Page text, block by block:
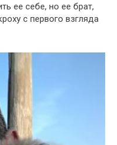
ее себе, но ее брат,
с первого взгляда